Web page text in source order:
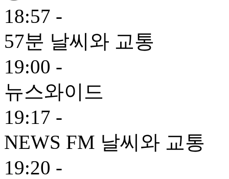
18:57 -
57분 날씨와 교통
19:00 -
뉴스와이드
19:17 -
NEWS FM 날씨와 교통
19:20 -